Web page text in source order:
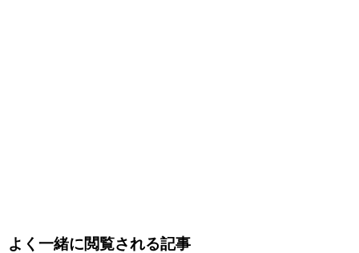
よく一緒に閲覧される記事